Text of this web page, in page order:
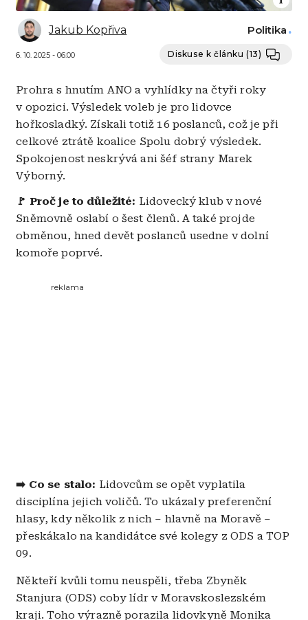
Jakub Kopřiva
6. 10. 2025 - 06:00
Politika
Diskuse k článku(13)
Prohra s hnutím ANO a vyhlídky na čtyři roky
v opozici. Výsledek voleb je pro lidovce
hořkosladký. Získali totiž 16 poslanců, což je při
celkové ztrátě koalice Spolu dobrý výsledek.
Spokojenost neskrývá ani šéf strany Marek
Výborný.
🚩 Proč je to důležité: Lidovecký klub v nové
Sněmovně oslabí o šest členů. A také projde
obměnou, hned devět poslanců usedne v dolní
komoře poprvé.
reklama
➡️ Co se stalo: Lidovcům se opět vyplatila
disciplína jejich voličů. To ukázaly preferenční
hlasy, kdy několik z nich – hlavně na Moravě –
přeskákalo na kandidátce své kolegy z ODS a TOP
09.
Někteří kvůli tomu neuspěli, třeba Zbyněk
Stanjura (ODS) coby lídr v Moravskoslezském
kraji. Toho výrazně porazila lidovkyně Monika